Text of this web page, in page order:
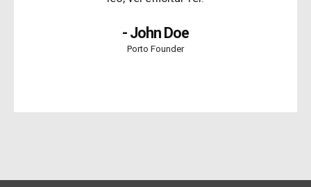
- John Doe
Porto Founder